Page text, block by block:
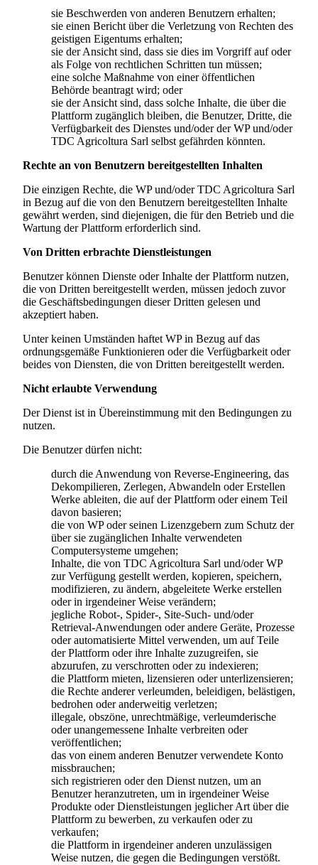
sie Beschwerden von anderen Benutzern erhalten;
sie einen Bericht über die Verletzung von Rechten des
geistigen Eigentums erhalten;
sie der Ansicht sind, dass sie dies im Vorgriff auf oder
als Folge von rechtlichen Schritten tun müssen;
eine solche Maßnahme von einer öffentlichen
Behörde beantragt wird; oder
sie der Ansicht sind, dass solche Inhalte, die über die
Plattform zugänglich bleiben, die Benutzer, Dritte, die
Verfügbarkeit des Dienstes und/oder der WP und/oder
TDC Agricoltura Sarl selbst gefährden könnten.
Rechte an von Benutzern bereitgestellten Inhalten
Die einzigen Rechte, die WP und/oderTDC Agricoltura Sarl
in Bezug auf die von den Benutzern bereitgestellten Inhalte
gewährt werden, sind diejenigen, die für den Betrieb und die
Wartung der Plattform erforderlich sind.
Von Dritten erbrachte Dienstleistungen
Benutzer können Dienste oder Inhalte der Plattform nutzen,
die von Dritten bereitgestellt werden, müssen jedoch zuvor
die Geschäftsbedingungen dieser Dritten gelesen und
akzeptiert haben.
Unter keinen Umständen haftet WP in Bezug auf das
ordnungsgemäße Funktionieren oder die Verfügbarkeit oder
beides von Diensten, die von Dritten bereitgestellt werden.
Nicht erlaubte Verwendung
Der Dienst ist in Übereinstimmung mit den Bedingungen zu
nutzen.
Die Benutzer dürfen nicht:
durch die Anwendung von Reverse-Engineering, das
Dekompilieren, Zerlegen, Abwandeln oder Erstellen
Werke ableiten, die auf der Plattform oder einem Teil
davon basieren;
die von WP oder seinen Lizenzgebern zum Schutz der
über sie zugänglichen Inhalte verwendeten
Computersysteme umgehen;
Inhalte, die von TDC Agricoltura Sarl und/oder WP
zur Verfügung gestellt werden, kopieren, speichern,
modifizieren, zu ändern, abgeleitete Werke erstellen
oder in irgendeiner Weise verändern;
jegliche Robot-, Spider-, Site-Such- und/oder
Retrieval-Anwendungen oder andere Geräte, Prozesse
oder automatisierte Mittel verwenden, um auf Teile
der Plattform oder ihre Inhalte zuzugreifen, sie
abzurufen, zu verschrotten oder zu indexieren;
die Plattform mieten, lizensieren oder unterlizensieren;
die Rechte anderer verleumden, beleidigen, belästigen,
bedrohen oder anderweitig verletzen;
illegale, obszöne, unrechtmäßige, verleumderische
oder unangemessene Inhalte verbreiten oder
veröffentlichen;
das von einem anderen Benutzer verwendete Konto
missbrauchen;
sich registrieren oder den Dienst nutzen, um an
Benutzer heranzutreten, um in irgendeiner Weise
Produkte oder Dienstleistungen jeglicher Art über die
Plattform zu bewerben, zu verkaufen oder zu
verkaufen;
die Plattform in irgendeiner anderen unzulässigen
Weise nutzen, die gegen die Bedingungen verstößt.